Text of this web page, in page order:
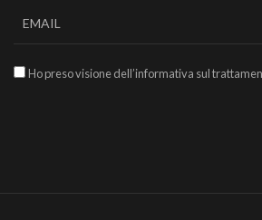
Ho preso visione dell’informativa sul